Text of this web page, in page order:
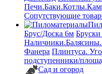
Сопутствующие
Брус/Доска 6м
Фанера Плинтуса.
подступенники/
Сад и огород